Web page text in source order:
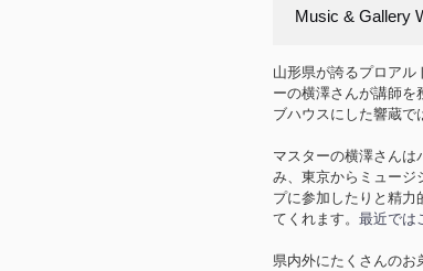
Music & Gallery
山形県が誇るプロアル
ーの横澤さんが講師を
ブハウスにした響蔵で
マスターの横澤さんは
み、東京からミュージ
プに参加したりと精
てくれます。 最近では
県内外にたくさんの